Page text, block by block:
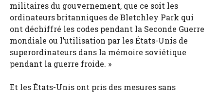
militaires du gouvernement, que ce soit les
ordinateurs britanniques de Bletchley Park qui
ont déchiffré les codes pendant la Seconde Guerre
mondiale ou l’utilisation par les États-Unis de
superordinateurs dans la mémoire soviétique
pendant la guerre froide. »
Et les États-Unis ont pris des mesures sans